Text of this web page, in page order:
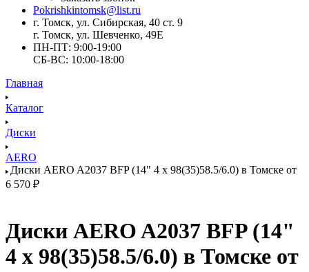
Pokrishkintomsk@list.ru
г. Томск, ул. Сибирская, 40 ст. 9
г. Томск, ул. Шевченко, 49Е
ПН-ПТ: 9:00-19:00
СБ-ВС: 10:00-18:00
Главная
Каталог
Диски
AERO
Диски AERO A2037 BFP (14" 4 x 98(35)58.5/6.0) в Томске от
6 570 ₽
Диски AERO A2037 BFP (14"
4 x 98(35)58.5/6.0) в Томске от